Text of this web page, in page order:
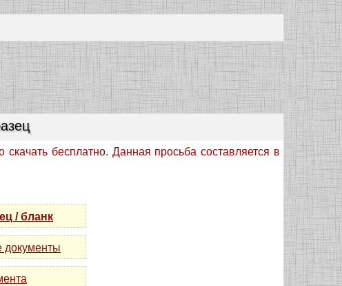
бесплатно. Данная просьба составляется в
/ бланк
документы